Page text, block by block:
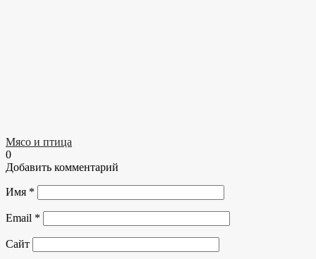
Мясо и птица
0
Добавить комментарий
Имя *
Email *
Сайт